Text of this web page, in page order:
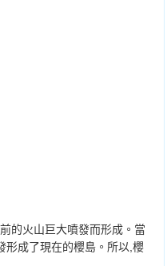
的火山巨大噴發而形成。當
形成了現在的櫻島。所以,櫻